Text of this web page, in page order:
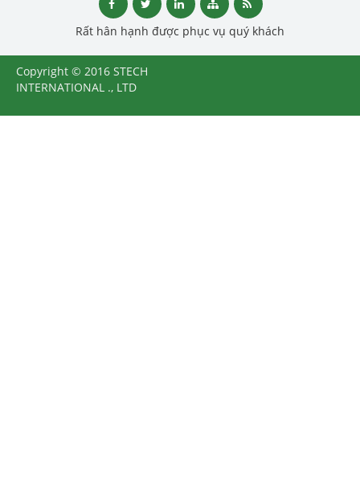
Rất hân hạnh được phục vụ quý khách
Copyright © 2016 STECH
INTERNATIONAL ., LTD